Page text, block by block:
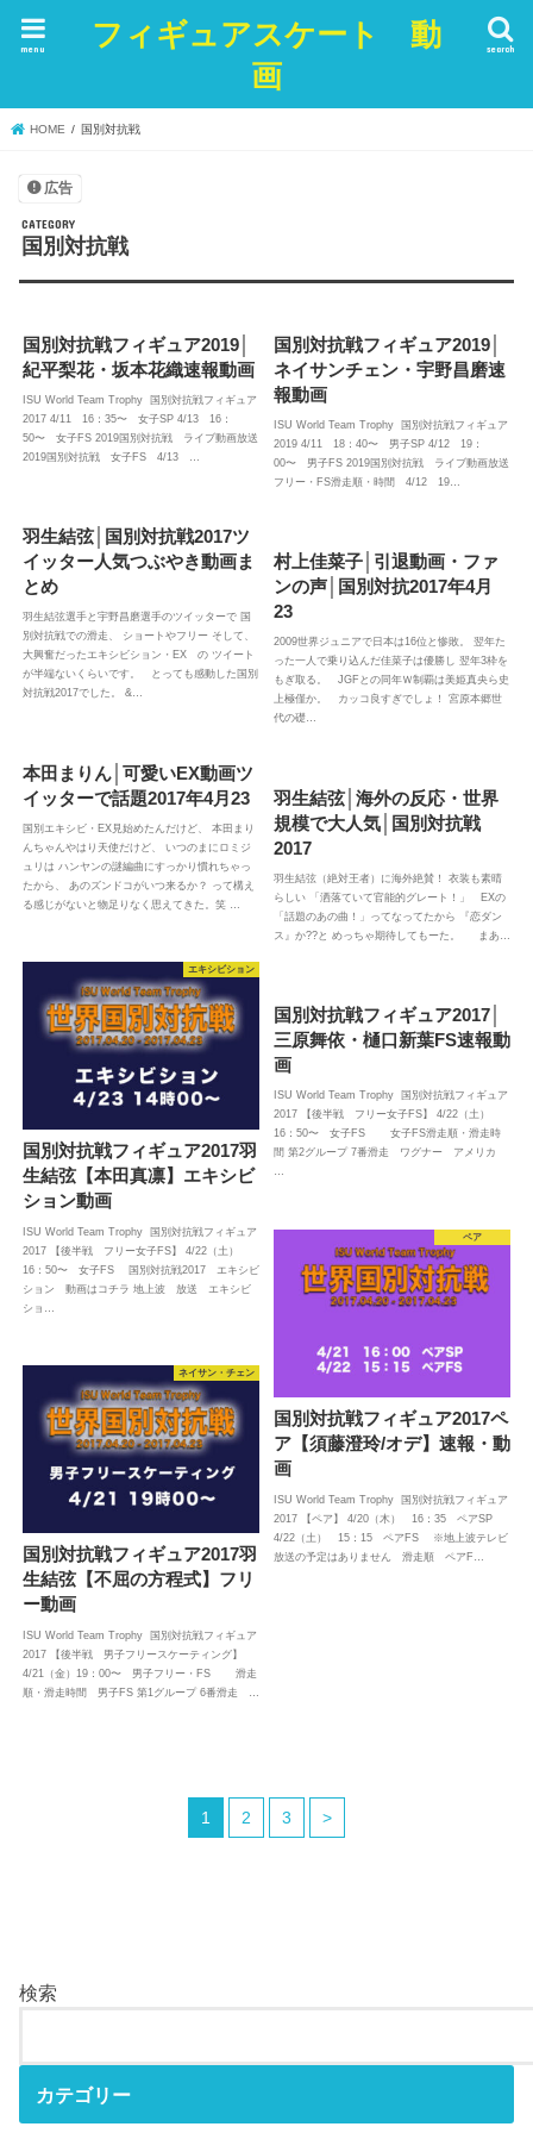
フィギュアスケート 動
画
search
menu
HOME 国別対抗戦
広告
国別対抗戦
国別対抗戦フィギュア2019│
紀平梨花・坂本花織速報動画
ISU World Team Trophy 国別対抗戦フィギュア
2017 4/11 16：35〜 女子SP 4/13 16：
50〜 女子FS 2019国別対抗戦 ライブ動画放送
2019国別対抗戦 女子FS 4/13 …
国別対抗戦フィギュア2019│
ネイサンチェン・宇野昌磨速
報動画
ISU World Team Trophy 国別対抗戦フィギュア
2019 4/11 18：40〜 男子SP 4/12 19：
00〜 男子FS 2019国別対抗戦 ライブ動画放送
フリー・FS滑走順・時間 4/12 19…
羽生結弦│国別対抗戦2017ツ
イッター人気つぶやき動画ま
とめ
羽生結弦選手と宇野昌磨選手のツイッターで 国
別対抗戦での滑走、 ショートやフリー そして、
大興奮だったエキシビション・EX の ツイート
が半端ないくらいです。 とっても感動した国別
対抗戦2017でした。 &…
村上佳菜子│引退動画・ファ
ンの声│国別対抗2017年4月
23
2009世界ジュニアで日本は16位と惨敗。 翌年た
った一人で乗り込んだ佳菜子は優勝し 翌年3枠を
もぎ取る。 JGFとの同年Ｗ制覇は美姫真央ら史
上極僅か。 カッコ良すぎでしょ！ 宮原本郷世
代の礎…
本田まりん│可愛いEX動画ツ
イッターで話題2017年4月23
国別エキシビ・EX見始めたんだけど、 本田まり
んちゃんやはり天使だけど、 いつのまにロミジ
ュリは ハンヤンの謎編曲にすっかり慣れちゃっ
たから、 あのズンドコがいつ来るか？ って構え
る感じがないと物足りなく思えてきた。笑 …
羽生結弦│海外の反応・世界
規模で大人気│国別対抗戦
2017
羽生結弦（絶対王者）に海外絶賛！ 衣装も素晴
らしい 「洒落ていて官能的グレート！」 EXの
「話題のあの曲！」ってなってたから 『恋ダン
ス』か??と めっちゃ期待してもーた。 まあ…
エキシビション
国別対抗戦フィギュア2017羽
生結弦【本田真凛】エキシビ
ション動画
ISU World Team Trophy 国別対抗戦フィギュア
2017 【後半戦 フリー女子FS】 4/22（土）
16：50〜 女子FS 国別対抗戦2017 エキシビ
ション 動画はコチラ 地上波 放送 エキシビ
ショ…
国別対抗戦フィギュア2017│
三原舞依・樋口新葉FS速報動
画
ISU World Team Trophy 国別対抗戦フィギュア
2017 【後半戦 フリー女子FS】 4/22（土）
16：50〜 女子FS 女子FS滑走順・滑走時
間 第2グループ 7番滑走 ワグナー アメリカ
…
ペア
国別対抗戦フィギュア2017ペ
ア【須藤澄玲/オデ】速報・動
画
ISU World Team Trophy 国別対抗戦フィギュア
2017 【ペア】 4/20（木） 16：35 ペアSP
4/22（土） 15：15 ペアFS ※地上波テレビ
放送の予定はありません 滑走順 ペアF…
ネイサン・チェン
国別対抗戦フィギュア2017羽
生結弦【不屈の方程式】フリ
ー動画
ISU World Team Trophy 国別対抗戦フィギュア
2017 【後半戦 男子フリースケーティング】
4/21（金）19：00〜 男子フリー・FS 滑走
順・滑走時間 男子FS 第1グループ 6番滑走 …
1 2 3 >
検索
カテゴリー